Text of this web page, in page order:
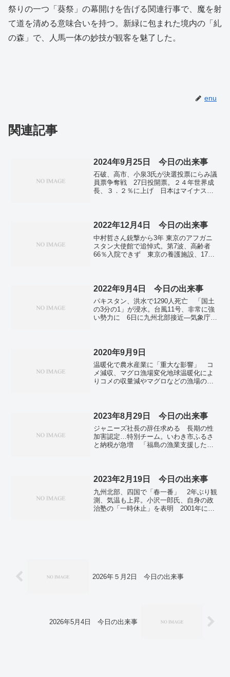
祭りの一つ「葵祭」の幕開けを告げる関連行事で、魔を射
て道を清める意味合いを持つ。新緑に包まれた境内の「糺
の森」で、人馬一体の妙技が観客を魅了した。
enu
関連記事
2024年9月25日 今日の出来事
石破、高市、小泉3氏が決選投票にらみ議
員票争奪戦 27日投開票。２４年世界成
長、３．２％に上げ 日本はマイナス転
都空爆 ヒズボラ幹部3人殺害と発表。
2022年12月4日 今日の出来事
中村哲さん銃撃から3年 東京のアフガニ
スタン大使館で追悼式。第7波、高齢者
66％入院できず 東京の養護施設、17人
元で元裁判長講演。品川区長選挙の再選
中間選挙で下院の全議席確定 共和党が
10議席多く、新会期開始。
2022年9月4日 今日の出来事
パキスタン、洪水で1290人死亡 「国土
の3分の1」が浸水。台風11号、非常に強
い勢力に 6日に九州北部接近―気象庁。
ロナ。
2020年9月9日
温暖化で農水産業に「重大な影響」 コ
メ減収、マグロ漁場変化地球温暖化によ
りコメの収量減やマグロなどの漁場の変
アサミットで、米中が...
2023年8月29日 今日の出来事
ジャニーズ社長の辞任求める 長期の性
加害認定…特別チーム。いわき市ふるさ
と納税が急増 「福島の漁業支援した
2023年2月19日 今日の出来事
九州北部、四国で「春一番」 2年ぶり観
測、気温も上昇。小沢一郎氏、自身の政
治塾の「一時休止」を表明 2001年にス
2026年５月2日 今日の出来事
2026年5月4日 今日の出来事